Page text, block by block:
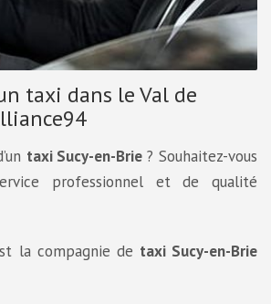
taxi dans le Val de
taxi Sucy-en-Brie? Souhaitez-vous
professionnel et de qualité
la compagnie de taxi Sucy-en-Brie